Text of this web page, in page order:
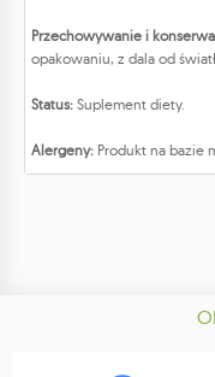
Przechowywanie i
opakowaniu, z dala od
Status: Suplement diety.
Alergeny: Produkt na bazie